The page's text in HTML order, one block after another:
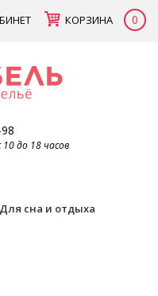
КОРЗИНА 0
до 18 часов
Для сна и отдыха